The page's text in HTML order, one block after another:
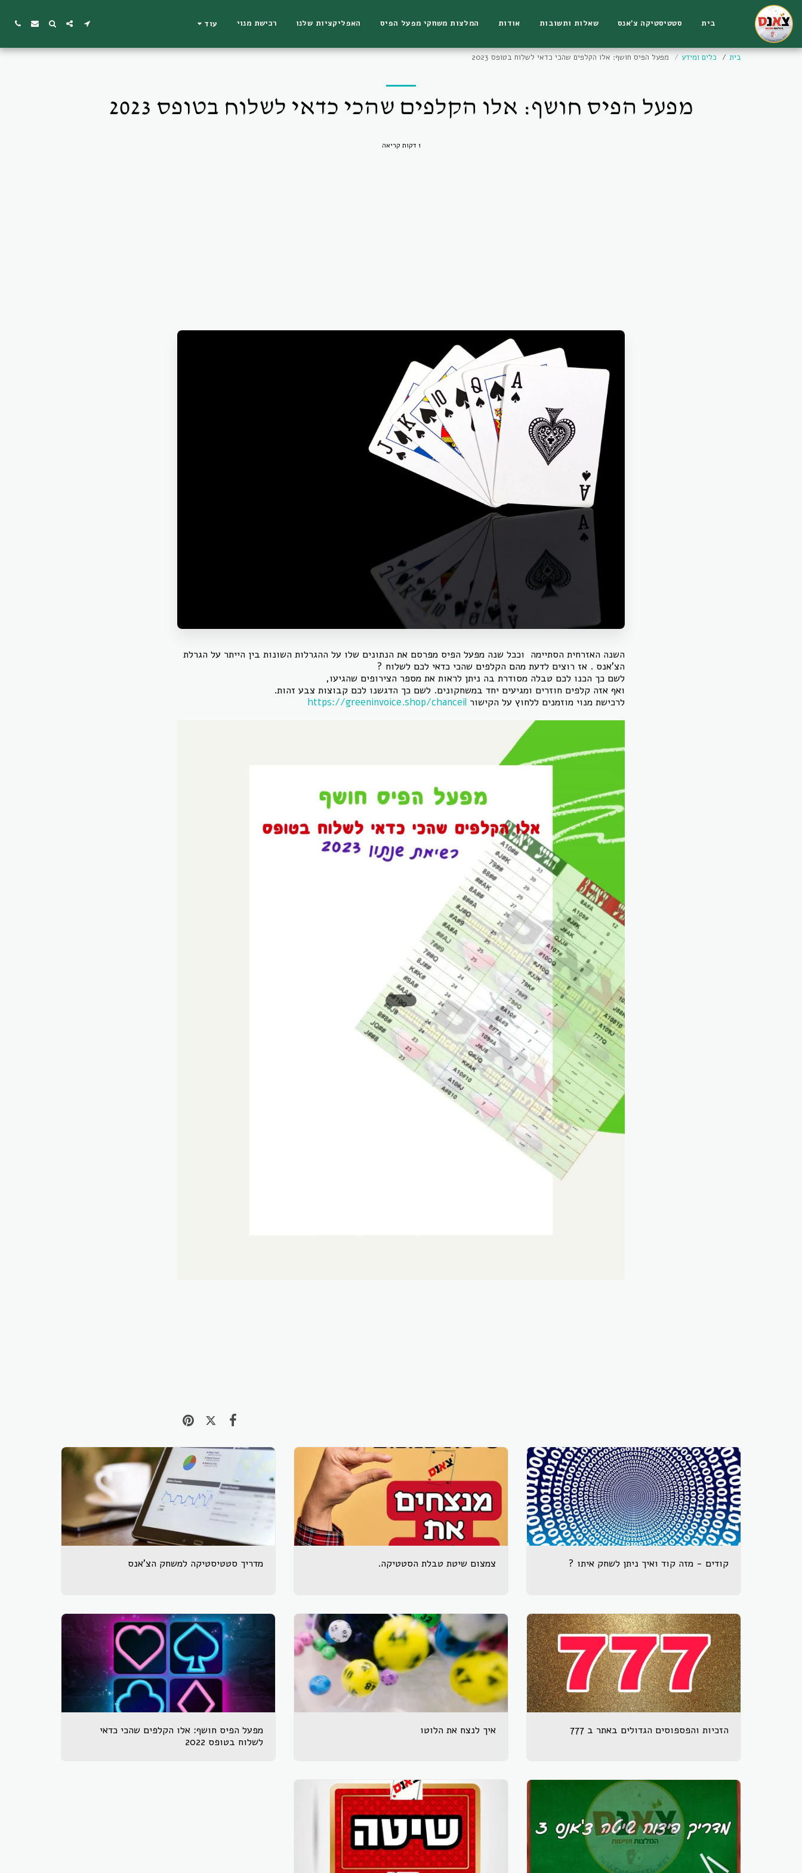
בית סטטיסטיקה צ'אנס שאלות ותשובות אודות המלצות משחקי מפעל הפיס האפליקציות שלנו רכישת מנוי עוד
בית כלים ומידע מפעל הפיס חושף: אלו הקלפים שהכי כדאי לשלוח בטופס 2023
מפעל הפיס חושף: אלו הקלפים שהכי כדאי לשלוח בטופס 2023
1 דקות קריאה
השנה האזרחית הסתיימה וככל שנה מפעל הפיס מפרסם את הנתונים שלו על ההגרלות השונות בין הייתר על הגרלת
הצ'אנס . אז רוצים לדעת מהם הקלפים שהכי כדאי לכם לשלוח ?
לשם כך הכנו לכם טבלה מסודרת בה ניתן לראות את מספר הצירופים שהגיעו,
ואף אזה קלפים חוזרים ומגיעים יחד במשחקונים. לשם כך הדגשנו לכם קבוצות צבע זהות.
לרכישת מנוי מוזמנים ללחוץ על הקישור https://greeninvoice.shop/chanceil
קודים - מזה קוד ואיך ניתן לשחק איתו ? צמצום שיטת טבלת הסטטיקה. מדריך סטטיסטיקה למשחק הצ'אנס
הזכיות והפספוסים הגדולים באתר ב 777 איך לנצח את הלוטו
מפעל הפיס חושף: אלו הקלפים שהכי כדאי
לשלוח בטופס 2022